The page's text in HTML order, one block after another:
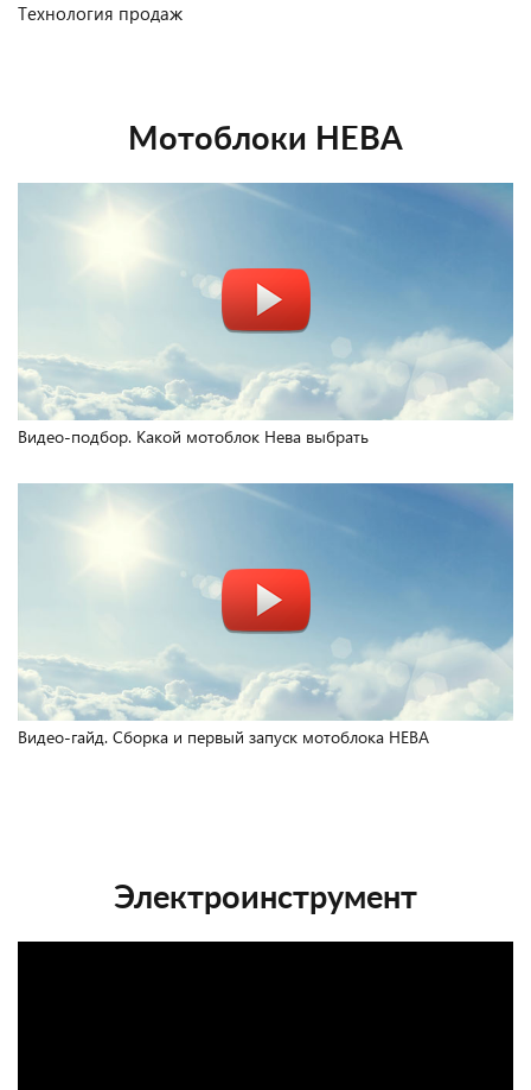
Технология продаж
Мотоблоки НЕВА
Видео-подбор. Какой мотоблок Нева выбрать
Видео-гайд. Сборка и первый запуск мотоблока НЕВА
Электроинструмент